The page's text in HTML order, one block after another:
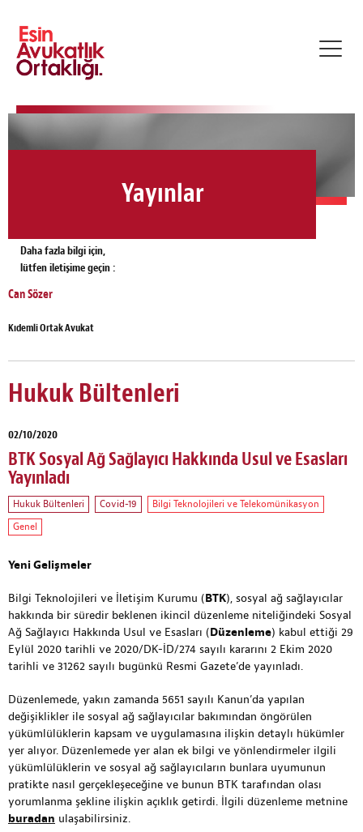
Yayınlar
Daha fazla bilgi için,
lütfen iletişime geçin :
Can Sözer
Kıdemli Ortak Avukat
Hukuk Bültenleri
02/10/2020
BTK Sosyal Ağ Sağlayıcı Hakkında Usul ve Esasları
Yayınladı
Hukuk Bültenleri Covid-19
Bilgi Teknolojileri ve Telekomünikasyon
Genel
Yeni Gelişmeler
Bilgi Teknolojileri ve İletişim Kurumu (BTK), sosyal ağ sağlayıcılar
hakkında bir süredir beklenen ikincil düzenleme niteliğindeki Sosyal
Ağ Sağlayıcı Hakkında Usul ve Esasları (Düzenleme) kabul ettiği 29
Eylül 2020 tarihli ve 2020/DK-İD/274 sayılı kararını 2 Ekim 2020
tarihli ve 31262 sayılı bugünkü Resmi Gazete’de yayınladı.
Düzenlemede, yakın zamanda 5651 sayılı Kanun’da yapılan
değişiklikler ile sosyal ağ sağlayıcılar bakımından öngörülen
yükümlülüklerin kapsam ve uygulamasına ilişkin detaylı hükümler
yer alıyor. Düzenlemede yer alan ek bilgi ve yönlendirmeler ilgili
yükümlülüklerin ve sosyal ağ sağlayıcıların bunlara uyumunun
pratikte nasıl gerçekleşeceğine ve bunun BTK tarafından olası
yorumlanma şekline ilişkin açıklık getirdi. İlgili düzenleme metnine
buradan ulaşabilirsiniz.